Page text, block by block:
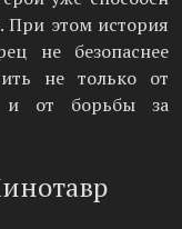
При этом история
не безопаснее
не только от
и от борьбы за